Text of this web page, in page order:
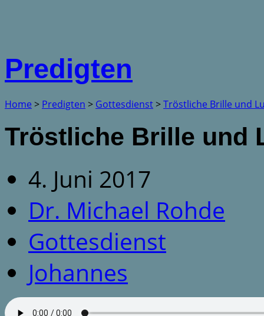
Predigten
Home > Predigten > Gottesdienst>Tröstliche Brille und
Tröstliche Brille und
4. Juni 2017
Dr. Michael Rohde
Gottesdienst
Johannes